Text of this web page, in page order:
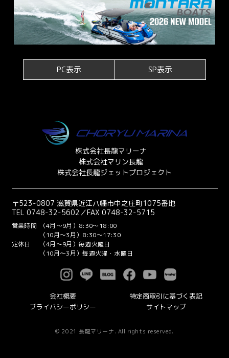
PC表示 SP表示
株式会社長龍マリーナ
株式会社マリン長龍
株式会社長龍ジェットプロジェクト
〒523-0807 滋賀県近江八幡市中之庄町1075番地
TEL 0748-32-5602／FAX 0748-32-5715
営業時間
（4月～9月）8:30～18:00
（10月～3月）8:30～17:30
定休日
（4月～9月）毎週火曜日
（10月～3月）毎週火曜・水曜日
会社概要
特定商取引に基づく表記
プライバシーポリシー
サイトマップ
© 2021 長龍マリーナ. All rights reserved.